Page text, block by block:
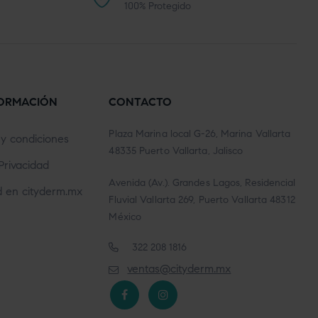
100% Protegido
condiciones
en cityderm.mx
CONTACTO
Plaza Marina local G-26, Marina Vallarta
48335 Puerto Vallarta, Jalisco
Avenida (Av.). Grandes Lagos, Residencial
Fluvial Vallarta 269, Puerto Vallarta 48312
México
322 208 1816
ventas@cityderm.mx